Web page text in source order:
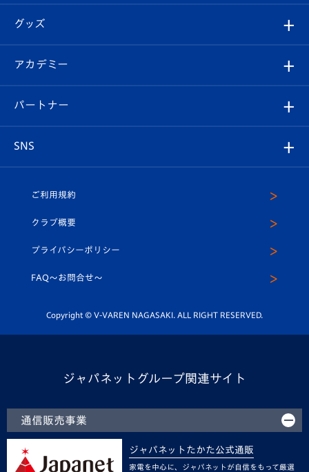
チケット
イベント
メディア
ホームタウン
スタッフプロフィール
マスコット紹介
平和祈念活動
ホームタウン活動
はじめての観戦ガイド
Revive Team
ヴィヴィくんの長崎おもてなしガイド
フォトギャラリー
スタジアムグルメ
チケット
V-LOVERS（ファンクラブ）
プレイヤーズスイート
グッズ
オンラインショップ
店舗情報
アカデミー
育成からのお知らせ
U-18
スクール
パートナー
SNS
ヴィヴィくんインスタグラム
公式LINE＠
ご利用規約
クラブ概要
プライバシーポリシー
FAQ〜お問合せ〜
Copyright © V-VAREN NAGASAKI. ALL RIGHT RESERVED.
ジャパネットグループ関連サイト
通信販売事業
ジャパネットたかた公式通販
家電を中心に、ジャパネットが自信をもって厳選